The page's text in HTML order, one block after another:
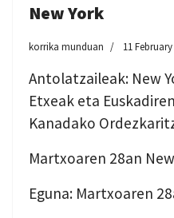
New York
korrika munduan 11
Antolatzaileak: New
Etxeak eta
Kanadako
Martxoaren 28an
Eguna: Martxoaren